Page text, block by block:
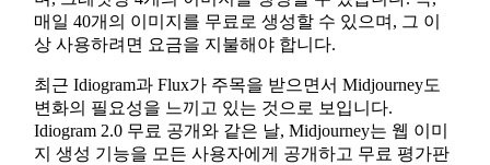
매일 40개의 이미지를 무료로 생성할 수 있으며, 그 이
상 사용하려면 요금을 지불해야 합니다.
최근 Idiogram과 Flux가 주목을 받으면서 Midjourney도
변화의 필요성을 느끼고 있는 것으로 보입니다.
Idiogram 2.0 무료 공개와 같은 날, Midjourney는 웹 이미
지 생성 기능을 모든 사용자에게 공개하고 무료 평가판